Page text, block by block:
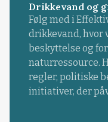
Drikkevand og
Følg med i
drikkevand, hvor
beskyttelse og
naturressource.
regler, politiske
initiativer, der